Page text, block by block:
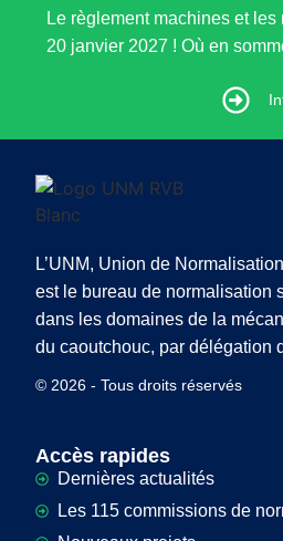
Le règlement machines et
20 janvier 2027 ! Où en
L’UNM, Union de
est le bureau de normalisation
dans les domaines de la
du caoutchouc, par délégation
© 2026 - Tous droits réservés
Accès rapides
Dernières actualités
Les 115 commissions de